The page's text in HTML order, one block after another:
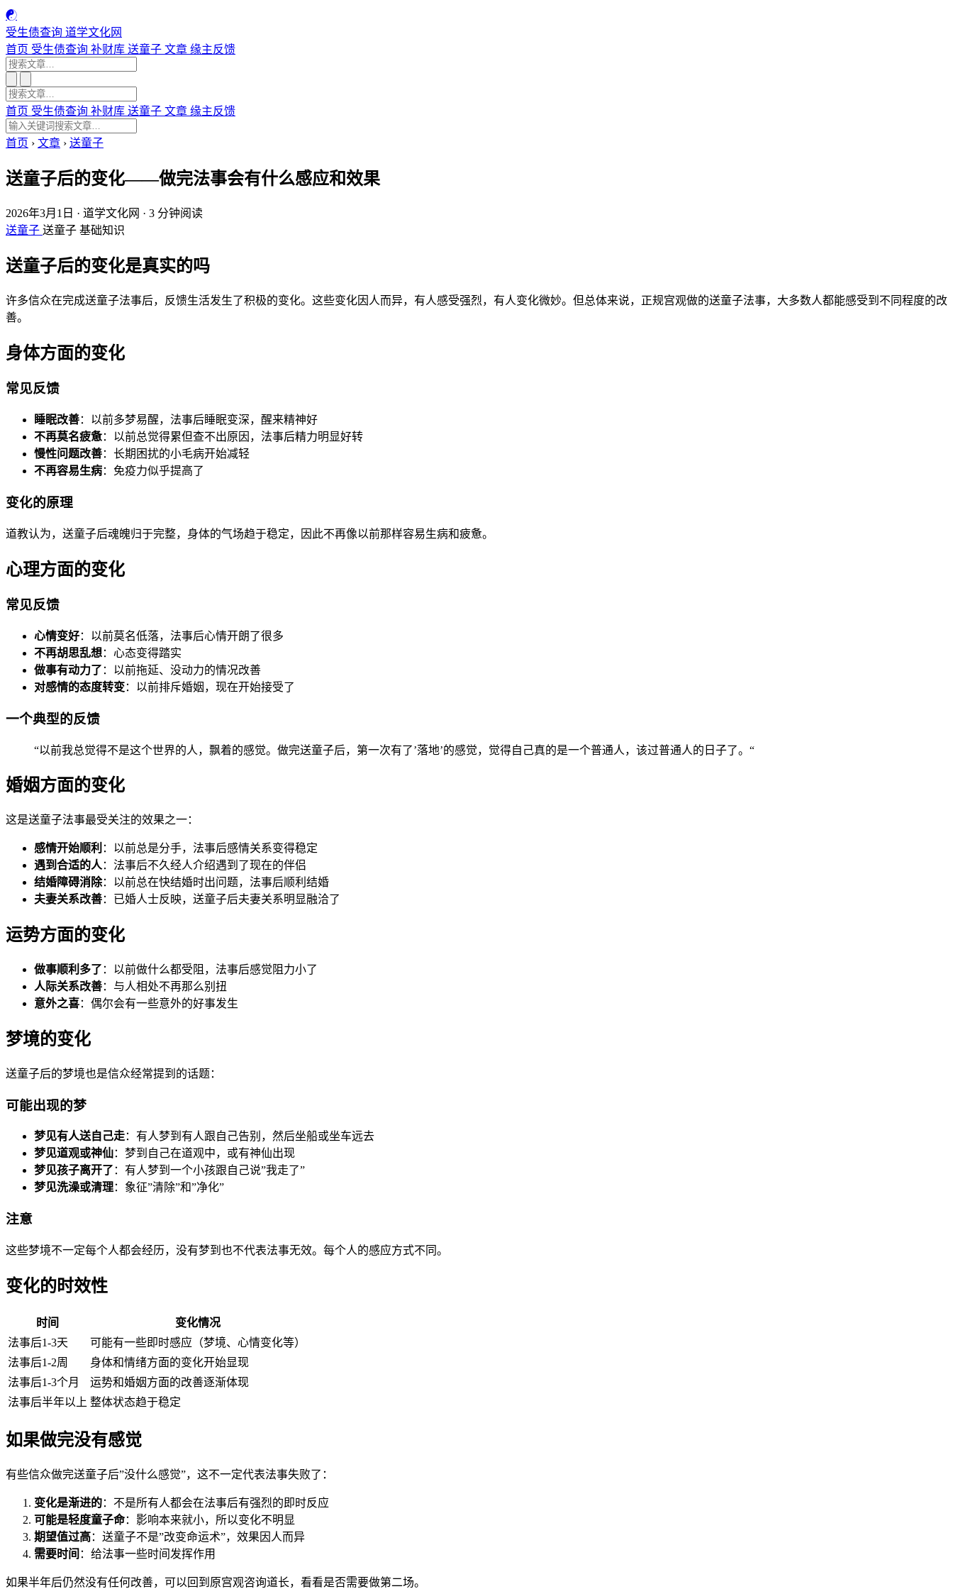
☯
受生债查询 道学文化网
首页 受生债查询 补财库 送童子 文章 缘主反馈
首页 受生债查询 补财库 送童子 文章 缘主反馈
首页 › 文章 › 送童子
送童子后的变化——做完法事会有什么感应和效果
2026年3月1日 · 道学文化网 · 3 分钟阅读
送童子 送童子 基础知识
送童子后的变化是真实的吗
许多信众在完成送童子法事后，反馈生活发生了积极的变化。这些变化因人而异，有人感受强烈，有人变化微妙。但总体来说，正规宫观做的送童子法事，大多数人都能感受到不同程度的改
善。
身体方面的变化
常见反馈
睡眠改善：以前多梦易醒，法事后睡眠变深，醒来精神好
不再莫名疲惫：以前总觉得累但查不出原因，法事后精力明显好转
慢性问题改善：长期困扰的小毛病开始减轻
不再容易生病：免疫力似乎提高了
变化的原理
道教认为，送童子后魂魄归于完整，身体的气场趋于稳定，因此不再像以前那样容易生病和疲惫。
心理方面的变化
常见反馈
心情变好：以前莫名低落，法事后心情开朗了很多
不再胡思乱想：心态变得踏实
做事有动力了 ：以前拖延、没动力的情况改善
对感情的态度转变：以前排斥婚姻，现在开始接受了
一个典型的反馈
“以前我总觉得不是这个世界的人，飘着的感觉。做完送童子后，第一次有了’落地’的感觉，觉得自己真的是一个普通人，该过普通人的日子了。“
婚姻方面的变化
这是送童子法事最受关注的效果之一：
感情开始顺利 ：以前总是分手，法事后感情关系变得稳定
遇到合适的人 ：法事后不久经人介绍遇到了现在的伴侣
结婚障碍消除：以前总在快结婚时出问题，法事后顺利结婚
夫妻关系改善：已婚人士反映，送童子后夫妻关系明显融洽了
运势方面的变化
做事顺利多了 ：以前做什么都受阻，法事后感觉阻力小了
人际关系改善：与人相处不再那么别扭
意外之喜：偶尔会有一些意外的好事发生
梦境的变化
送童子后的梦境也是信众经常提到的话题：
可能出现的梦
梦见有人送自己走：有人梦到有人跟自己告别，然后坐船或坐车远去
梦见道观或神仙：梦到自己在道观中，或有神仙出现
梦见孩子离开了 ：有人梦到一个小孩跟自己说”我走了”
梦见洗澡或清理：象征”清除”和”净化”
注意
这些梦境不一定每个人都会经历，没有梦到也不代表法事无效。每个人的感应方式不同。
变化的时效性
时间
变化情况
法事后1-3天
可能有一些即时感应（梦境、心情变化等）
法事后1-2周
身体和情绪方面的变化开始显现
法事后1-3个月
运势和婚姻方面的改善逐渐体现
法事后半年以上 整体状态趋于稳定
如果做完没有感觉
有些信众做完送童子后”没什么感觉”，这不一定代表法事失败了：
变化是渐进的：不是所有人都会在法事后有强烈的即时反应
可能是轻度童子命：影响本来就小，所以变化不明显
期望值过高：送童子不是”改变命运术”，效果因人而异
需要时间 ：给法事一些时间发挥作用
如果半年后仍然没有任何改善，可以回到原宫观咨询道长，看看是否需要做第二场。